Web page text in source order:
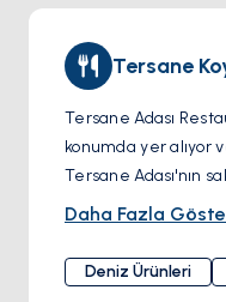
Tersane
Tersane Adası
konumda yer alıyor
Tersane Adası'nın
uzanan lezzetli bir
başlangıç
Tersane Adası
Daha Fazla
Deniz Ürünleri